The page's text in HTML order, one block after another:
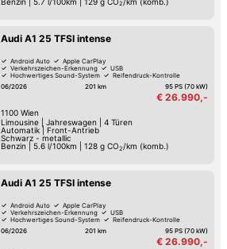
2
Audi A1 25 TFSI intense
Android Auto
Apple CarPlay
Verkehrszeichen-Erkennung
USB
Hochwertiges Sound-System
Reifendruck-Kontrolle
06/2026 201 km 95 PS (70 kW)
€ 26.990,-
1100 Wien
Limousine| Jahreswagen
4 Türen
Automatik| Front-Antrieb
Schwarz - metallic
Benzin
5.6 l/100km 128 g CO2 /km (komb.)
Audi A1 25 TFSI intense
Android Auto
Apple CarPlay
Verkehrszeichen-Erkennung
USB
Hochwertiges Sound-System
Reifendruck-Kontrolle
Müdigkeitserkennung
Lederlenkrad
06/2026 201 km 95 PS (70 kW)
€ 26.990,-